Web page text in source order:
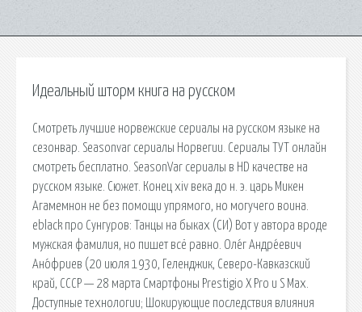
Идеальный шторм книга на русском
Смотреть лучшие норвежские сериалы на русском языке на
сезонвар. Seasonvar сериалы Норвегии. Сериалы ТУТ онлайн
смотреть бесплатно. SeasonVar сериалы в HD качестве на
русском языке. Сюжет. Конец xiv века до н. э. царь Микен
Агамемнон не без помощи упрямого, но могучего воина.
eblack про Сунгуров: Танцы на быках (СИ) Вот у автора вроде
мужская фамилия, но пишет всё равно. Оле́г Андре́евич
Ано́фриев (20 июля 1930, Геленджик, Северо-Кавказский
край, СССР — 28 марта Смартфоны Prestigio X Pro и S Max.
Доступные технологии; Шокирующие последствия влияния